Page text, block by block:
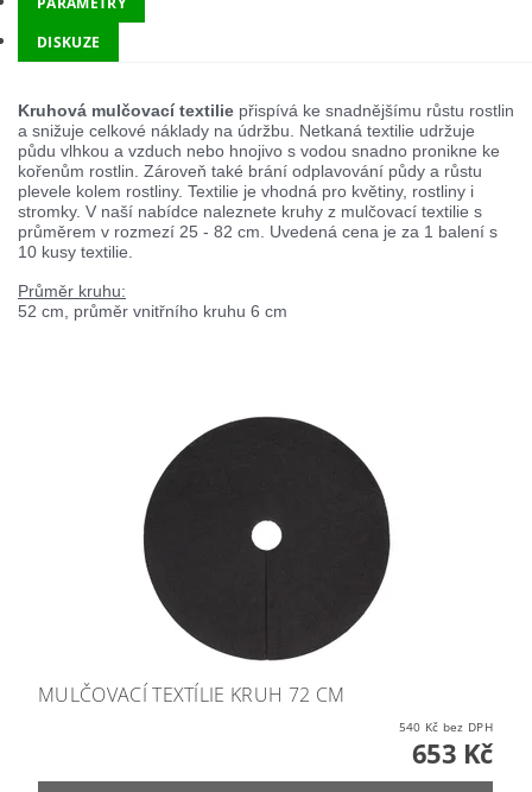
DISKUZE
Kruhová mulčovací textilie přispívá ke snadnějšímu růstu rostlin
a snižuje celkové náklady na údržbu. Netkaná textilie udržuje
půdu vlhkou a vzduch nebo hnojivo s vodou snadno pronikne ke
kořenům rostlin. Zároveň také brání odplavování půdy a růstu
plevele kolem rostliny. Textilie je vhodná pro květiny, rostliny i
stromky. V naší nabídce naleznete kruhy z mulčovací textilie s
průměrem v rozmezí 25 - 82 cm. Uvedená cena je za 1 balení s
10 kusy textilie.
Průměr kruhu:
52 cm, průměr vnitřního kruhu 6 cm
MULČOVACÍ TEXTÍLIE KRUH 72 CM
540 Kč bez DPH
653 Kč